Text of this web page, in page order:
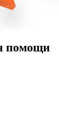
помощи